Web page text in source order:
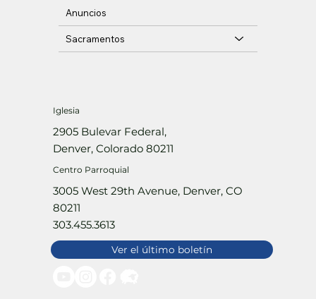
Anuncios
Sacramentos
Iglesia
2905 Bulevar Federal,
Denver, Colorado 80211
Centro Parroquial
3005 West 29th Avenue, Denver, CO
80211
303.455.3613
Ver el último boletín